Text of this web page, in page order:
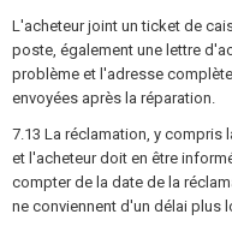
L'acheteur joint un ticket de
poste, également une lettre
problème et l'adresse
envoyées après la réparation.
7.13 La réclamation, y
et l'acheteur doit en être
compter de la date de la
ne conviennent d'un délai plus